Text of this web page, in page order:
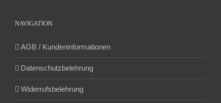
NAVIGATION
AGB / Kundeninformationen
Datenschutzbelehrung
Widerrufsbelehrung